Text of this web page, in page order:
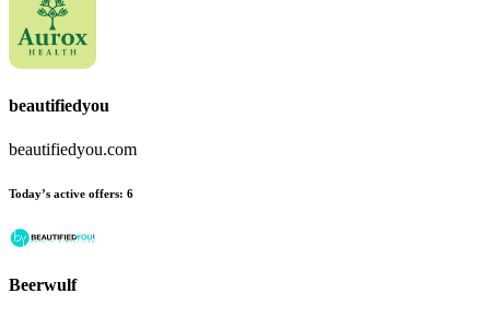
beautifiedyou
beautifiedyou.com
Today’s active offers: 6
Beerwulf